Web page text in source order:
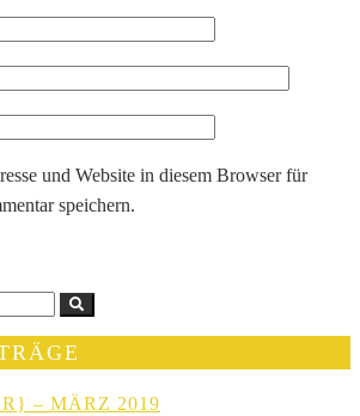
und Website in diesem Browser für
speichern.
– MÄRZ 2019